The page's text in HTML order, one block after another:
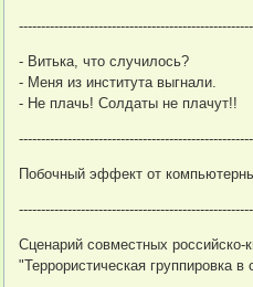
- Витька, что случилось?
- Меня из института выгнали.
- Не плачь! Солдаты не плачут!!
Побочный эффект от
Сценарий совместных российско-
"Террористическая группировка